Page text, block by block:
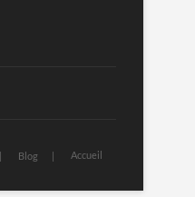
Blog Accueil